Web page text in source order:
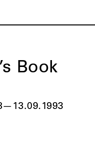
Book
— 13.09.1993